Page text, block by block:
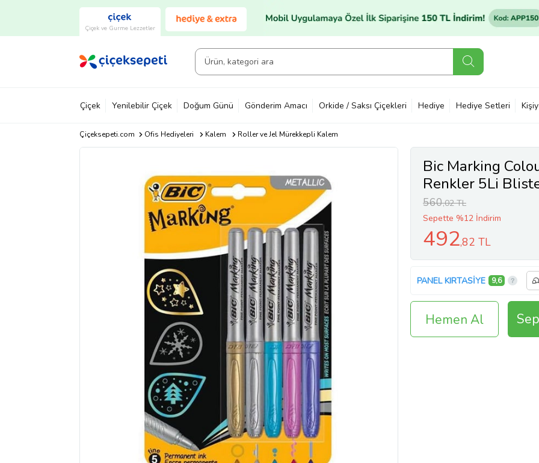
Çiçek ve Gurme Lezzetler
Çiçek Yenilebilir Çiçek Doğum Günü Gönderim Amacı Orkide / Saksı Çiçekleri Hediye Hediye Setleri
Çiçeksepeti.com Ofis Hediyeleri Kalem Roller ve Jel Mürekkepli Kalem
Bic Marking
Renkler 5Li
560,02 TL
Sepette %12 İndirim
492,82 TL
PANEL KIRTASİYE 9,6
Hemen Al